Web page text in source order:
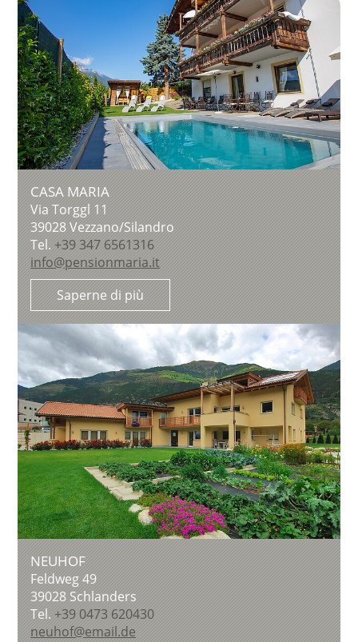
CASA MARIA
Via Torggl 11
39028Vezzano/Silandro
Tel.+39 347 6561316
info@pensionmaria.it
Saperne di più
NEUHOF
Feldweg 49
39028Schlanders
Tel. +39 0473 620430
neuhof@email.de